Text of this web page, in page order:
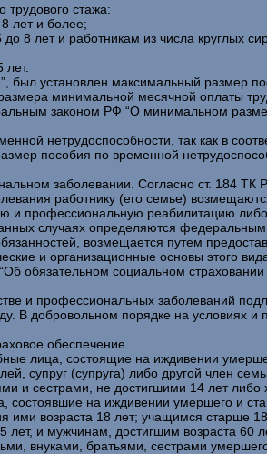
трудового стажа:
лет и более;
8 лет и работникам из числа круглых
лет.
был установлен максимальный размер
минимальной месячной оплаты
законом РФ “О минимальном
нетрудоспособности, так как в
пособия по временной
заболевании. Согласно ст. 184
работнику (его семье)
профессиональную реабилитацию
случаях определяются федеральным
возмещается путем
и организационные основы этого
обязательном социальном
и профессиональных заболеваний
добровольном порядке на условиях и
обеспечение.
лица, состоящие на иждивении
супруг (супруга) либо другой член
и сестрами, не достигшими 14 лет либо
на иждивении умершего и
возраста 18 лет; учащимся старше
и мужчинам, достигшим возраста
внуками, братьями, сестрами